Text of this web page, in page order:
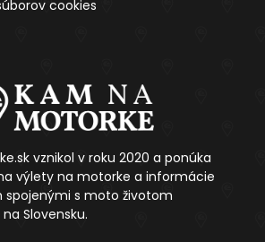
cookies
vznikol v roku 2020 a ponúka
výlety na motorke a informácie
spojenými s moto životom
na Slovensku.